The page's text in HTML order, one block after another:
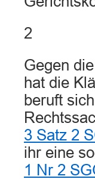
2
Gegen
hat die
beruft
3 Satz 2
ihr eine
1 Nr 2